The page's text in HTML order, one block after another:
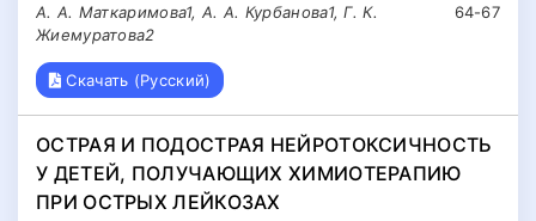
64-67
А. А. Маткаримова1, А. А. Курбанова1, Г. К.
Жиемуратова2
Скачать (Русский)
ОСТРАЯ И ПОДОСТРАЯ НЕЙРОТОКСИЧНОСТЬ
У ДЕТЕЙ, ПОЛУЧАЮЩИХ ХИМИОТЕРАПИЮ
ПРИ ОСТРЫХ ЛЕЙКОЗАХ